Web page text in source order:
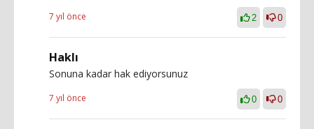
7 yıl önce 2 0
Haklı
Sonuna kadar hak ediyorsunuz
7 yıl önce 0 0